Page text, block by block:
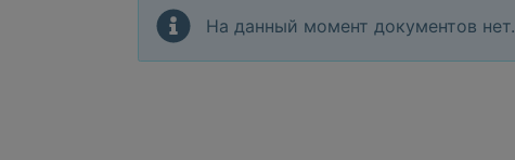
На данный момент документов нет.